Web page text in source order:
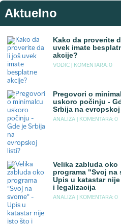
Aktuelno
Kako da proverite
uvek imate
akcije?
VODIC | KOMENTARA: 0
Pregovori o
uskoro počinju -
Srbija na
ANALIZA | KOMENTARA: 0
Velika zabluda oko
programa "Svoj na
Upis u katastar
i legalizacija
ANALIZA | KOMENTARA: 0